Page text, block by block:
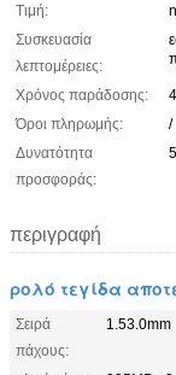
Τιμή:
Συσκευασία
λεπτομέρειες:
Χρόνος παράδοσης:
Όροι πληρωμής:
/
Δυνατότητα
προσφοράς:
περιγραφή
ρολό τεγίδα
Σειρά
πάχους:
1.53.0mm